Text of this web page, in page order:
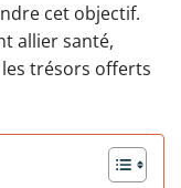
cet objectif.
allier santé,
trésors offerts